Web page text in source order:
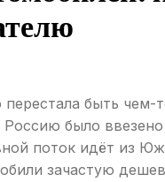
перестала быть
Россию было
поток идёт из
зачастую